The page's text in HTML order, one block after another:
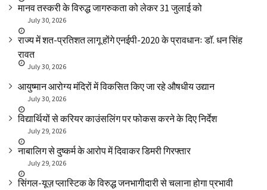
मानव तस्करी के विरुद्ध जागरुकता को लेकर 31 जुलाई को
July 30, 2026
राज्य में शत-प्रतिशत लागू होंगे एनईपी-2020 के प्रावधानः डाॅ. धन सिंह
रावत
July 30, 2026
आयुष्मान आरोग्य मंदिरों में विकसित किए जा रहे औषधीय उद्यान
July 30, 2026
विद्यार्थियों से करियर काउंसलिंग पर फोकस करने के दिए निर्देश
July 29, 2026
नाबालिग से दुष्कर्म के आरोप में दिवाकर डिमरी गिरफ्तार
July 29, 2026
सिंगल-यूज़ प्लास्टिक के विरुद्ध जनभागीदारी से चलाना होगा प्रभावी